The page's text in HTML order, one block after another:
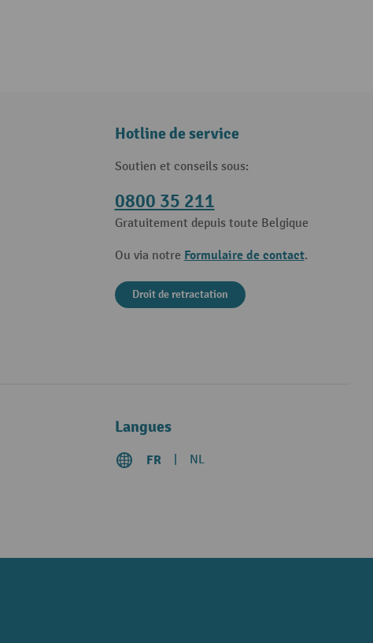
Hotline de service
Soutien et conseils sous:
0800 35 211
Gratuitement depuis toute Belgique
Ou via notre Formulaire de contact.
Droit de retractation
Langues
FR NL